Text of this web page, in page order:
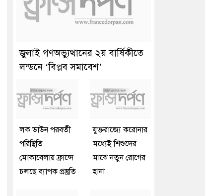
জুলাই গণঅভ্যুত্থানের ২য় বার্ষিকীতে
লন্ডনে ‘বিপ্লব সমাবেশ’
লক ডাউন পরবর্তী
পরিস্থিতি
মোকাবেলায় ফ্রান্সে
চলছে ব্যাপক প্রস্তুতি
যুক্তরাজ্যে করোনার
মধ্যেই শিশুদের
মাঝে নতুন রোগের
হানা